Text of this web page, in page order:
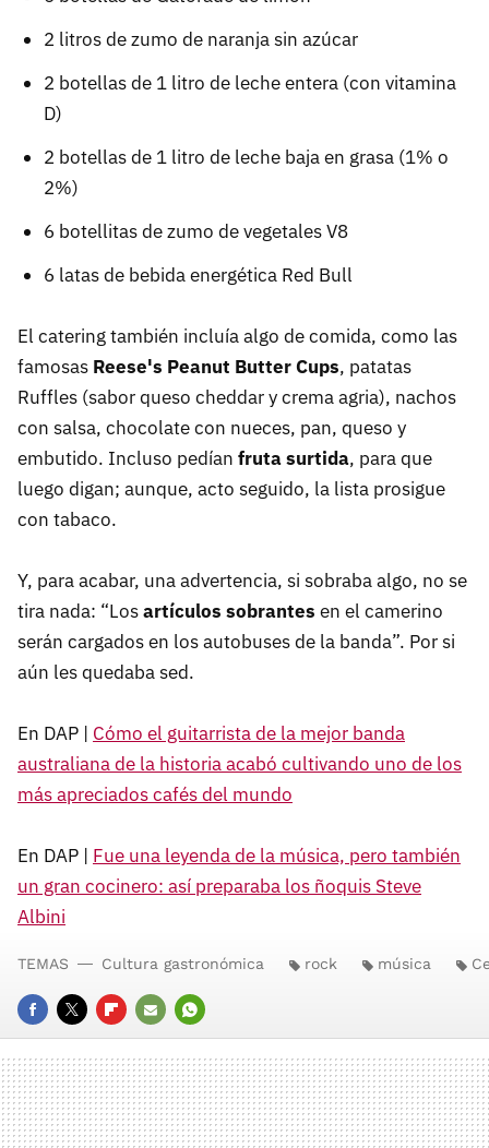
2 litros de zumo de naranja sin azúcar
2 botellas de 1 litro de leche entera (con vitamina
D)
2 botellas de 1 litro de leche baja en grasa (1% o
2%)
6 botellitas de zumo de vegetales V8
6 latas de bebida energética Red Bull
El catering también incluía algo de comida, como las
famosas Reese's Peanut Butter Cups, patatas
Ruffles (sabor queso cheddar y crema agria), nachos
con salsa, chocolate con nueces, pan, queso y
embutido. Incluso pedían fruta surtida, para que
luego digan; aunque, acto seguido, la lista prosigue
con tabaco.
Y, para acabar, una advertencia, si sobraba algo, no se
tira nada: “Losartículos sobrantes en el camerino
serán cargados en los autobuses de la banda”. Por si
aún les quedaba sed.
En DAP | Cómo el guitarrista de la mejor banda
australiana de la historia acabó cultivando uno de los
más apreciados cafés del mundo
En DAP | Fue una leyenda de la música, pero también
un gran cocinero: así preparaba los ñoquis Steve
Albini
FACEBOOK
TWITTERFLIPBOARD
E-
MAIL
WHATSAPP
TEMAS Cultura gastronómica rock música